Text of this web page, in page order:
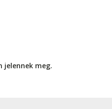
jelennek meg.